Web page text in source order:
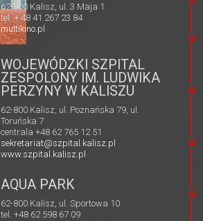
62-800 Kalisz, ul. 3 Maja 1
tel. + 48 41 267 23 84
multikino.pl
WOJEWÓDZKI SZPITAL
ZESPOLONY IM. LUDWIKA
PERZYNY W KALISZU
62-800 Kalisz, ul. Poznańska 79, ul.
Toruńska 7
centrala +48 62 765 12 51
sekretariat@szpital.kalisz.pl
www.szpital.kalisz.pl
AQUA PARK
62-800 Kalisz, ul. Sportowa 10
tel. +48 62 598 67 09